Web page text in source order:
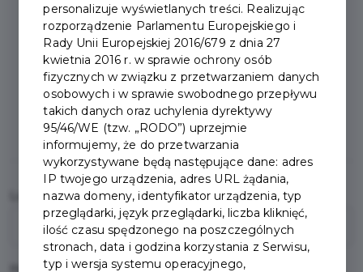
Logowanie / Załóż
konto
Zaloguj Załóż konto
Login(E-mail / Telefon komórkowy)
personalizuje wyświetlanych treści. Realizując
rozporządzenie Parlamentu Europejskiego i
Rady Unii Europejskiej 2016/679 z dnia 27
kwietnia 2016 r. w sprawie ochrony osób
fizycznych w związku z przetwarzaniem danych
osobowych i w sprawie swobodnego przepływu
takich danych oraz uchylenia dyrektywy
95/46/WE (tzw. „RODO”) uprzejmie
informujemy, że do przetwarzania
wykorzystywane będą następujące dane: adres
IP twojego urządzenia, adres URL żądania,
nazwa domeny, identyfikator urządzenia, typ
przeglądarki, język przeglądarki, liczba kliknięć,
ilość czasu spędzonego na poszczególnych
stronach, data i godzina korzystania z Serwisu,
typ i wersja systemu operacyjnego,